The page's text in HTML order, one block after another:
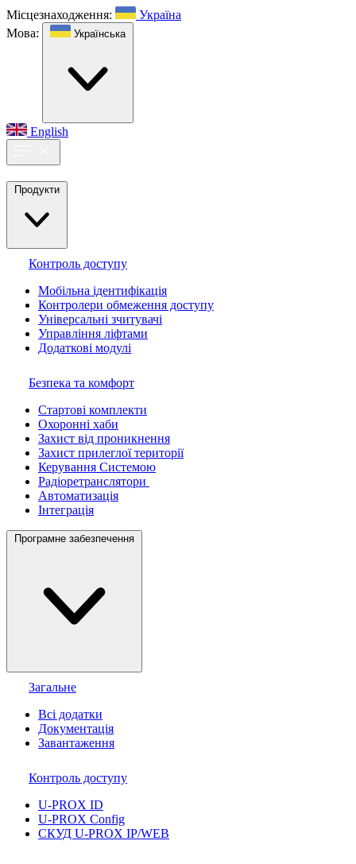
Місцезнаходження:
Україна
Мова:
Українська
English
Продукти
Контроль доступу
Мобільна ідентифікація
Контролери обмеження доступу
Універсальні зчитувачі
Управління ліфтами
Додаткові модулі
Безпека та комфорт
Стартові комплекти
Охоронні хаби
Захист від проникнення
Захист прилеглої території
Керування Системою
Радіоретранслятори
Автоматизація
Інтеграція
Програмне забезпечення
Загальне
Всі додатки
Документація
Завантаження
Контроль доступу
U-PROX ID
U-PROX Config
СКУД U-PROX IP/WEB